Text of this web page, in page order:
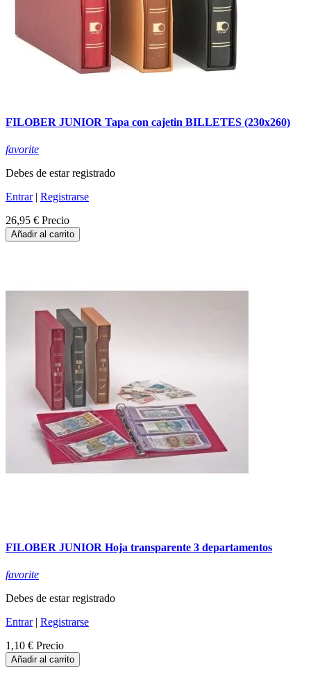
FILOBER JUNIOR Tapa con cajetin BILLETES (230x260)
favorite
Debes de estar registrado
Entrar| Registrarse
26,95 € Precio
Añadir al carrito
FILOBER JUNIOR Hoja transparente 3 departamentos
favorite
Debes de estar registrado
Entrar| Registrarse
1,10 € Precio
Añadir al carrito